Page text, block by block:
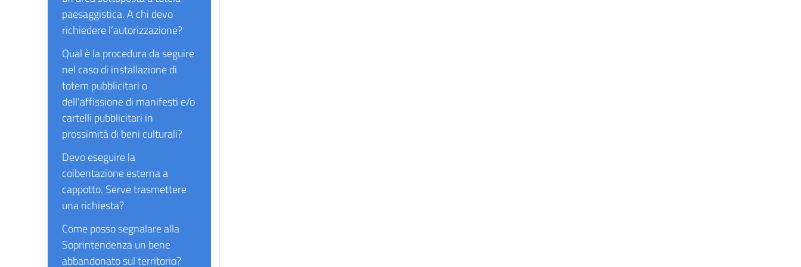
paesaggistica. A chi devo
richiedere l’autorizzazione?
Qual è la procedura da seguire
nel caso di installazione di
totem pubblicitari o
dell’affissione di manifesti e/o
cartelli pubblicitari in
prossimità di beni culturali?
Devo eseguire la
coibentazione esterna a
cappotto. Serve trasmettere
una richiesta?
Come posso segnalare alla
Soprintendenza un bene
abbandonato sul territorio?